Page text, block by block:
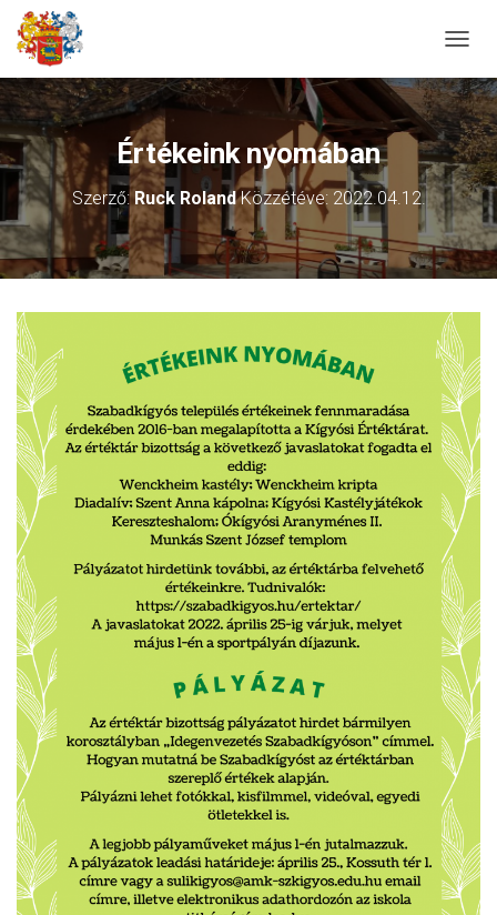
A
V
G
Á
C
I
Ó
B
/
K
I
K
A
P
C
S
O
Á
Értékeink nyomában
Szerző:Ruck RolandKözzétéve: 2022.04.12.